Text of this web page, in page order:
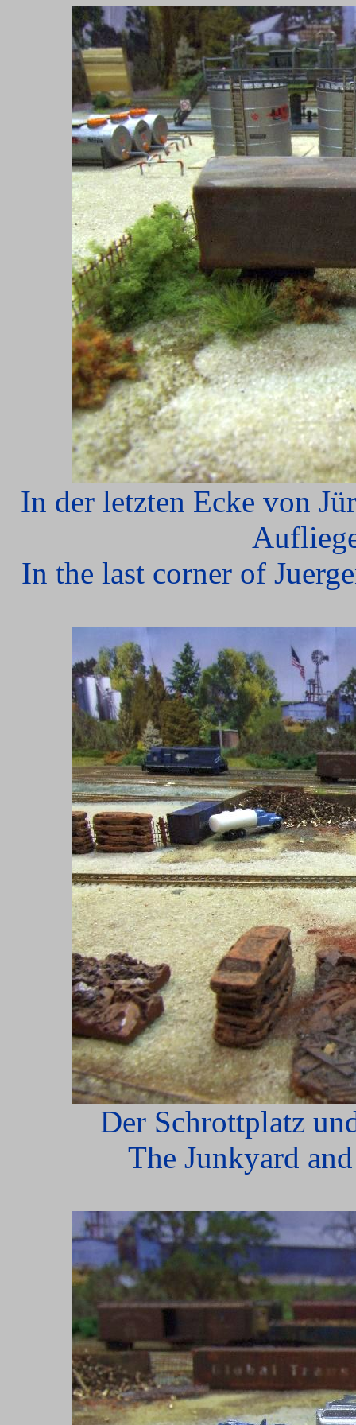
In der letzten Ecke von
In the last corner of
Der Schrottplatz
The Junkyard